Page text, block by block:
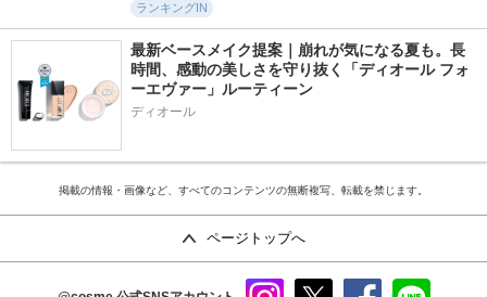
ランキングIN
最新ベースメイク提案｜崩れが気になる夏も。長
時間、感動の美しさを守り抜く「ディオール フォ
ーエヴァー」ルーティーン
ディオール
掲載の情報・画像など、すべてのコンテンツの無断複写、転載を禁じます。
ページトップへ